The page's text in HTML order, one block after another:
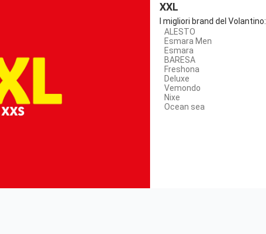
XXL
I migliori brand del Volantino:
ALESTO
Esmara Men
Esmara
BARESA
Freshona
Deluxe
Vemondo
Nixe
Ocean sea